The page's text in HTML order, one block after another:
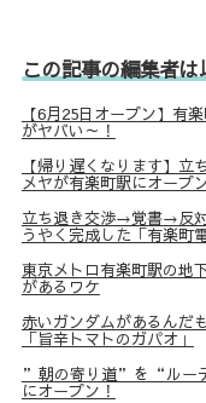
この記事の編集者
【6月25日オープン】有
がヤバい～！
【帰り遅くなります】
メヤが有楽町駅にオープ
立ち退き交渉→覚書→反
うやく完成した「有楽町
東京メトロ有楽町駅の地
があるワケ
赤いガンダムがあるんだ
「旨辛トマトのガパオ」
”朝の寄り道”を“ルー
にオープン！